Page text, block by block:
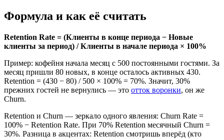
Формула и как её считать
Retention Rate = (Клиенты в конце периода − Новые
клиенты за период) / Клиенты в начале периода × 100%
Пример: кофейня начала месяц с 500 постоянными гостями. За
месяц пришли 80 новых, в конце осталось активных 430.
Retention = (430 − 80) / 500 × 100% = 70%. Значит, 30%
прежних гостей не вернулись — это отток воронки, он же
Churn.
Retention и Churn — зеркало одного явления: Churn Rate =
100% − Retention Rate. При 70% Retention месячный Churn =
30%. Разница в акцентах: Retention смотришь вперёд (кто